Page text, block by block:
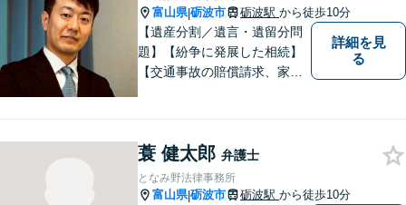
富山県|砺波市 砺波駅 から徒歩10分
【遺産分割／遺言・遺留分問
題】【紛争に発展した相続】
【交通事故の賠償請求、家族
交渉などの代理人活動を行い
ます。顧問契約先の法律相
談、個人の方の法律相談対応
詳細を見
る
蓑 健太郎 弁護士
となみ野法律事務所
富山県|砺波市 砺波駅 から徒歩10分